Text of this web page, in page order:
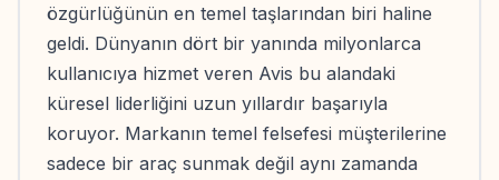
özgürlüğünün en temel taşlarından biri haline
geldi. Dünyanın dört bir yanında milyonlarca
kullanıcıya hizmet veren Avis bu alandaki
küresel liderliğini uzun yıllardır başarıyla
koruyor. Markanın temel felsefesi müşterilerine
sadece bir araç sunmak değil aynı zamanda